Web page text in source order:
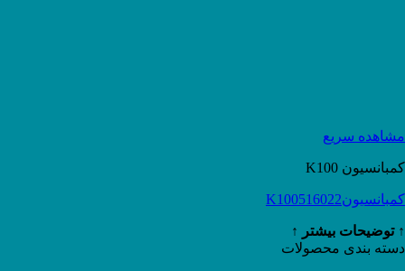
مشاهده سریع
کمبانسیون K100
کمبانسیونK100516022
↑ توضیحات بیشتر ↑
دسته بندی محصولات